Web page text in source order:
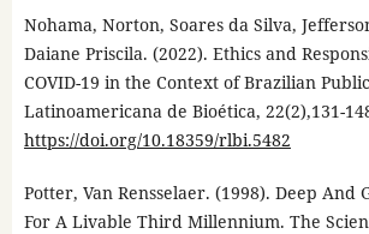
Nohama, Norton, Soares da Silva,
Daiane Priscila. (2022). Ethics and
COVID-19 in the Context of Brazilian
Latinoamericana de Bioética, 22(2),131-
https://doi.org/10.18359/rlbi.5482
Potter, Van Rensselaer. (1998). Deep And
For A Livable Third Millennium. The